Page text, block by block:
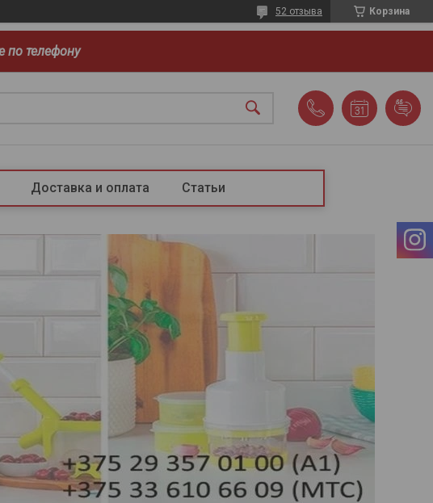
Корзина
52 отзыва
по телефону
Доставка и оплата Статьи